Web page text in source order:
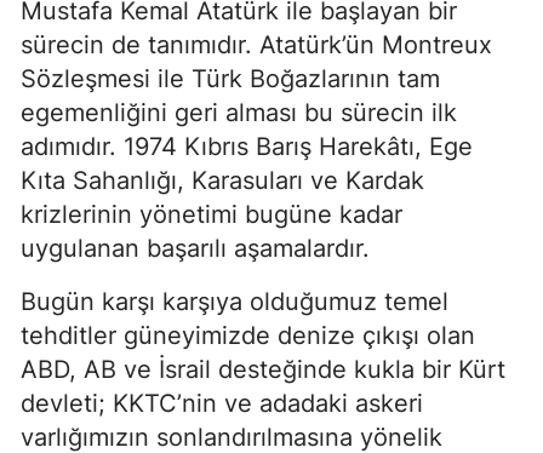
Mustafa Kemal Atatürk ile başlayan bir
sürecin de tanımıdır. Atatürk’ün Montreux
Sözleşmesi ile Türk Boğazlarının tam
egemenliğini geri alması bu sürecin ilk
adımıdır. 1974 Kıbrıs Barış Harekâtı, Ege
Kıta Sahanlığı, Karasuları ve Kardak
krizlerinin yönetimi bugüne kadar
uygulanan başarılı aşamalardır.
Bugün karşı karşıya olduğumuz temel
tehditler güneyimizde denize çıkışı olan
ABD, AB ve İsrail desteğinde kukla bir Kürt
devleti; KKTC’nin ve adadaki askeri
varlığımızın sonlandırılmasına yönelik